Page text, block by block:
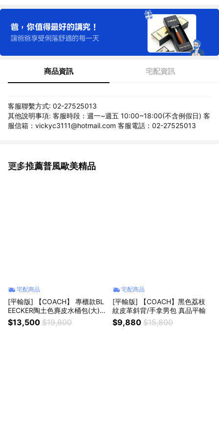
商品資訊 宅配資訊
客服聯繫方式: 02-27525013
其他說明事項: 客服時段：週一~週五 10:00~18:00(不含例假日) 客
服信箱：vickyc3111@hotmail.com 客服電話：02-27525013
更多推薦普風歐美精品
看更多
宅配商品
[平輸版] 【COACH】 專櫃款BL
EECKER陶土色麂皮水桶包(大)
真品平輸
$13,500 $19,800
宅配商品
[平輸版] 【COACH】黑色荔枝
紋皮革斜背/手拿男包 真品平輸
$9,880 $15,800